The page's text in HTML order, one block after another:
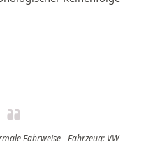
Fahrweise - Fahrzeug: VW